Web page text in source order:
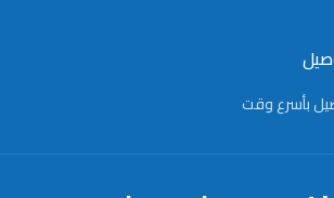
بأسرع وقت